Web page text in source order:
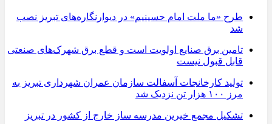
طرح «ما ملت امام حسینیم» در دیوارنگاره‌های تبریز نصب
شد
تامین برق صنایع اولویت است و قطع برق شهرک‌های صنعتی
قابل قبول نیست
تولید کارخانجات آسفالت سازمان عمران شهرداری تبریز به
مرز ۱۰۰ هزار تن نزدیک شد
تشکیل مجمع خیرین مدرسه ‌ساز خارج از کشور در تبریز